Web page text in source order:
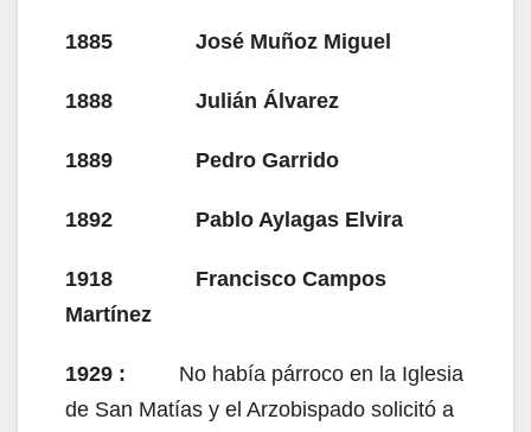
1885 José Muñoz Miguel
1888 Julián Álvarez
1889 Pedro Garrido
1892 Pablo Aylagas Elvira
1918 Francisco Campos
Martínez
1929 : No había párroco en la Iglesia
de San Matías y el Arzobispado solicitó a